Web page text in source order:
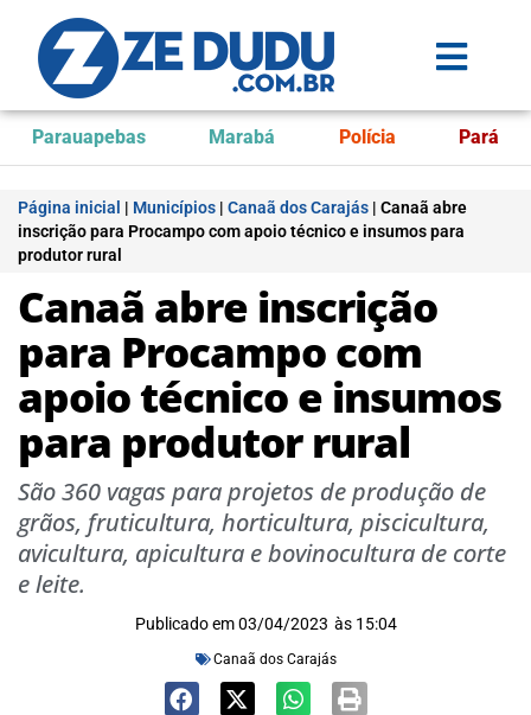
Parauapebas Marabá Polícia Pará
Página inicial | Municípios | Canaã dos Carajás | Canaã abre
inscrição para Procampo com apoio técnico e insumos para
produtor rural
Canaã abre inscrição
para Procampo com
apoio técnico e insumos
para produtor rural
São 360 vagas para projetos de produção de
grãos, fruticultura, horticultura, piscicultura,
avicultura, apicultura e bovinocultura de corte
e leite.
Publicado em 03/04/2023 às 15:04
Canaã dos Carajás